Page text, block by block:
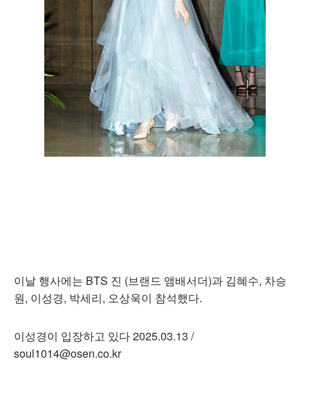
이날 행사에는 BTS 진 (브랜드 앰배서더)과 김혜수, 차승
원, 이성경, 박세리, 오상욱이 참석했다.
이성경이 입장하고 있다 2025.03.13 /
soul1014@osen.co.kr